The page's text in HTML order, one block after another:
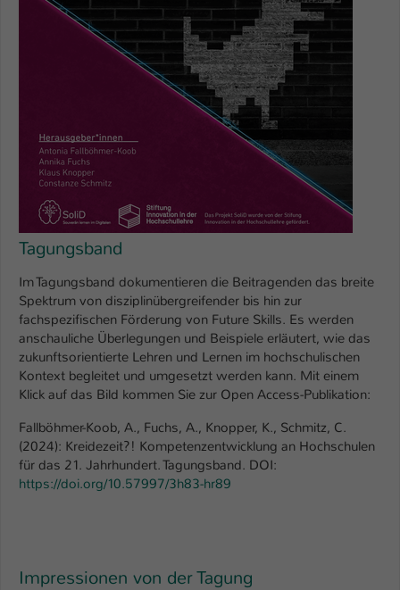
Tagungsband
Im Tagungsband dokumentieren die Beitragenden das breite
Spektrum von disziplinübergreifender bis hin zur
fachspezifischen Förderung von Future Skills. Es werden
anschauliche Überlegungen und Beispiele erläutert, wie das
zukunftsorientierte Lehren und Lernen im hochschulischen
Kontext begleitet und umgesetzt werden kann. Mit einem
Klick auf das Bild kommen Sie zur Open Access-Publikation:
Fallböhmer-Koob, A., Fuchs, A., Knopper, K., Schmitz, C.
(2024): Kreidezeit?! Kompetenzentwicklung an Hochschulen
für das 21. Jahrhundert. Tagungsband. DOI:
https://doi.org/10.57997/3h83-hr89
Impressionen von der Tagung